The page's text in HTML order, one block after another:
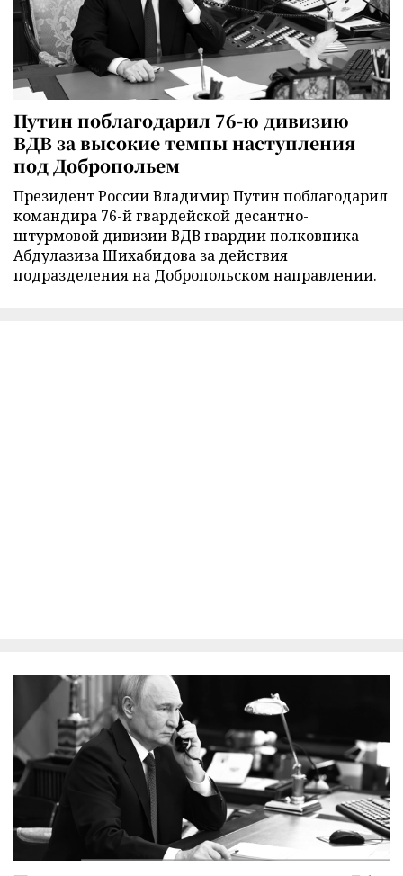
Путин поблагодарил 76-ю дивизию
ВДВ за высокие темпы наступления
под Добропольем
Президент России Владимир Путин поблагодарил
командира 76-й гвардейской десантно-
штурмовой дивизии ВДВ гвардии полковника
Абдулазиза Шихабидова за действия
подразделения на Добропольском направлении.